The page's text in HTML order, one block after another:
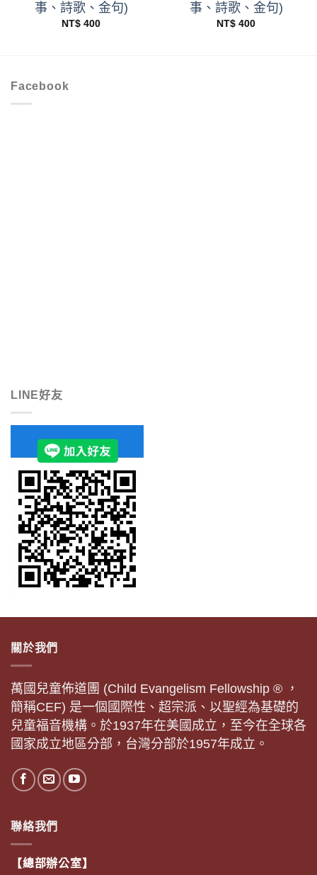
事、詩歌、金句)
NT$ 400
事、詩歌、金句)
NT$ 400
Facebook
LINE好友
關於我們
萬國兒童佈道團 (Child Evangelism Fellowship ® ，
簡稱CEF) 是一個國際性、超宗派、以聖經為基礎的
兒童福音機構。於1937年在美國成立，至今在全球各
國家成立地區分部，台灣分部於1957年成立。
聯絡我們
【總部辦公室】